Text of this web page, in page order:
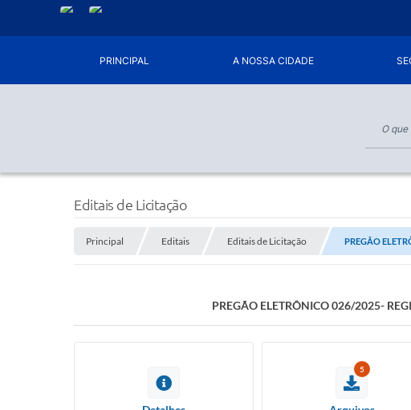
PRINCIPAL A NOSSA CIDADE
Editais de Licitação
Principal Editais Editais de Licitação PREGÃO
PREGÃO ELETRÔNICO 026/2025-
5